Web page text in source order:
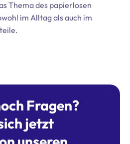
Thema des papierlosen
im Alltag als auch im
Fragen?
jetzt